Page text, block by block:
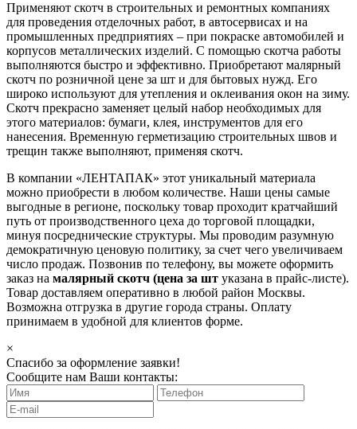
Применяют скотч в строительных и ремонтных компаниях
для проведения отделочных работ, в автосервисах и на
промышленных предприятиях – при покраске автомобилей и
корпусов металлических изделий. С помощью скотча работы
выполняются быстро и эффективно. Приобретают малярный
скотч по розничной цене за шт и для бытовых нужд. Его
широко используют для утепления и оклеивания окон на зиму.
Скотч прекрасно заменяет целый набор необходимых для
этого материалов: бумаги, клея, инструментов для его
нанесения. Временную герметизацию строительных швов и
трещин также выполняют, применяя скотч.
В компании «ЛЕНТАПАК» этот уникальный материала
можно приобрести в любом количестве. Наши цены самые
выгодные в регионе, поскольку товар проходит кратчайший
путь от производственного цеха до торговой площадки,
минуя посреднические структуры. Мы проводим разумную
демократичную ценовую политику, за счет чего увеличиваем
число продаж. Позвонив по телефону, вы можете оформить
заказ на малярный скотч (цена за шт указана в прайс-листе).
Товар доставляем оперативно в любой район Москвы.
Возможна отгрузка в другие города страны. Оплату
принимаем в удобной для клиентов форме.
×
Спасибо за оформление заявки!
Сообщите нам Ваши контакты: